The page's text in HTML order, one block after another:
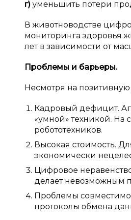
г) уменьшить потери
В животноводстве
мониторинга здоровья
лет в зависимости от
Проблемы и барьеры.
Несмотря на
Кадровый дефицит.
«умной» техникой. На
робототехников.
Высокая стоимость.
экономически
Цифровое
делает невозможным
Проблемы
протоколы обмена